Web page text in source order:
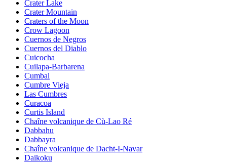
Crater Lake
Crater Mountain
Craters of the Moon
Crow Lagoon
Cuernos de Negros
Cuernos del Diablo
Cuicocha
Cuilapa-Barbarena
Cumbal
Cumbre Vieja
Las Cumbres
Curacoa
Curtis Island
Chaîne volcanique de Cù-Lao Ré
Dabbahu
Dabbayra
Chaîne volcanique de Dacht-I-Navar
Daikoku